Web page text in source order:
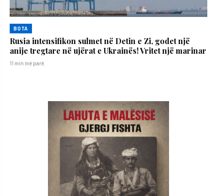
BOTA
Rusia intensifikon sulmet në Detin e Zi, godet një
anije tregtare në ujërat e Ukrainës! Vritet një marinar
11 min më parë